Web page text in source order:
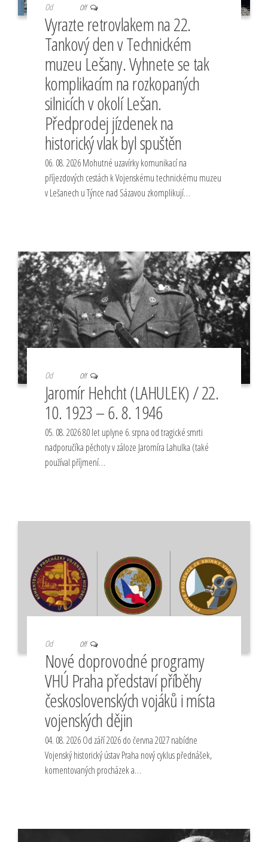
Od Off
Vyrazte retrovlakem na 22.
Tankový den v Technickém
muzeu Lešany. Vyhnete se tak
komplikacím na rozkopaných
silnicích v okolí Lešan.
Předprodej jízdenek na
historický vlak byl spuštěn
06. 08. 2026 Mohutné uzavírky komunikací na
příjezdových cestách k Vojenskému technickému muzeu
v Lešanech u Týnce nad Sázavou zkomplikují…
Od Off
Jaromír Hehcht (LAHULEK) / 22.
10. 1923 – 6. 8. 1946
05. 08. 2026 80 let uplyne 6. srpna od tragické smrti
nadporučíka pěchoty v záloze Jaromíra Lahulka (také
používal příjmení…
Od Off
Nové doprovodné programy
VHÚ Praha představí příběhy
československých vojáků i místa
vojenských dějin
04. 08. 2026 Od září 2026 do června 2027 nabídne
Vojenský historický ústav Praha nový cyklus přednášek,
komentovaných procházek a…